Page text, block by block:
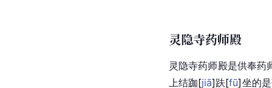
灵隐寺药师殿
灵隐寺药师殿是供奉药
上结跏[jiā]趺[fū]坐的